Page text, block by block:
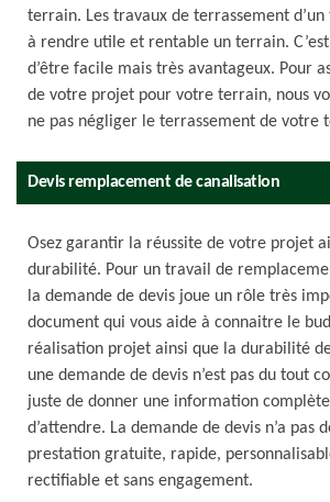
terrain. Les travaux de terrassement
à rendre utile et rentable un terrain.
d’être facile mais très avantageux. Pour
de votre projet pour votre terrain, nous
ne pas négliger le terrassement de votre
Devis remplacement de canalisation
Osez garantir la réussite de votre projet
durabilité. Pour un travail de
la demande de devis joue un rôle très
document qui vous aide à connaitre le
réalisation projet ainsi que la durabilité
une demande de devis n’est pas du tout
juste de donner une information
d’attendre. La demande de devis n’a pas
prestation gratuite, rapide,
rectifiable et sans engagement.